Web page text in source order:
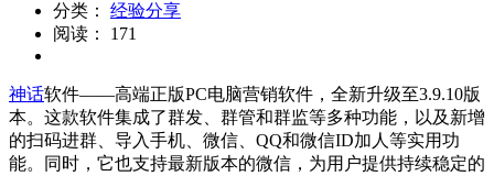
分类： 经验分享
阅读： 171
神话软件——高端正版PC电脑营销软件，全新升级至3.9.10版
本。这款软件集成了群发、群管和群监等多种功能，以及新增
的扫码进群、导入手机、微信、QQ和微信ID加人等实用功
能。同时，它也支持最新版本的微信，为用户提供持续稳定的